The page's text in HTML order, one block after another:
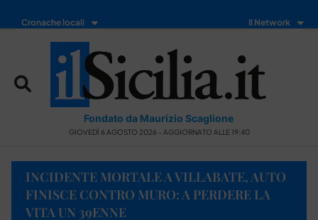
Cronache locali Il Network
Fondato da Maurizio Scaglione
GIOVEDÌ 6 AGOSTO 2026 - AGGIORNATO ALLE 19:40
INCIDENTE MORTALE A VILLABATE, AUTO
FINISCE CONTRO MURO: A PERDERE LA
VITA UN 39ENNE